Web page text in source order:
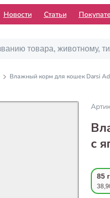
Новости Статьи
Влажный корм для кошек Darsi
с
85